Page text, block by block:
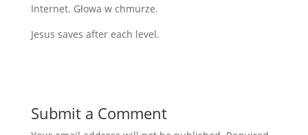
Internet. Głowa w chmurze.
Jesus saves after each level.
Submit a Comment